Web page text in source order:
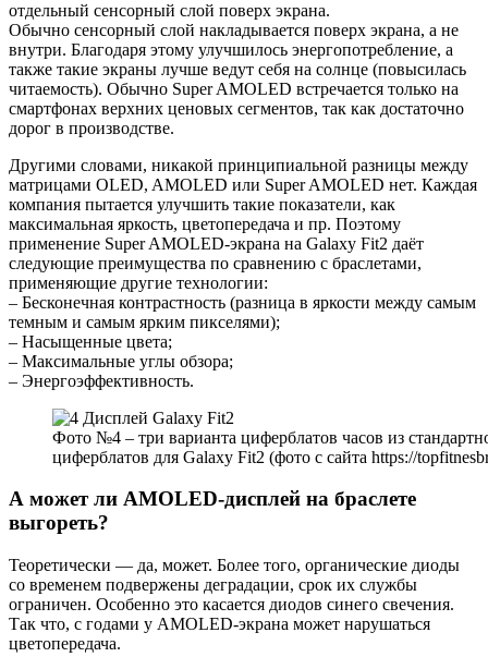
отдельный сенсорный слой поверх экрана.
Обычно сенсорный слой накладывается поверх экрана, а не
внутри. Благодаря этому улучшилось энергопотребление, а
также такие экраны лучше ведут себя на солнце (повысилась
читаемость). Обычно Super AMOLED встречается только на
смартфонах верхних ценовых сегментов, так как достаточно
дорог в производстве.
Другими словами, никакой принципиальной разницы между
матрицами OLED, AMOLED или Super AMOLED нет. Каждая
компания пытается улучшить такие показатели, как
максимальная яркость, цветопередача и пр. Поэтому
применение Super AMOLED-экрана на Galaxy Fit2 даёт
следующие преимущества по сравнению с браслетами,
применяющие другие технологии:
– Бесконечная контрастность (разница в яркости между самым
темным и самым ярким пикселями);
– Насыщенные цвета;
– Максимальные углы обзора;
– Энергоэффективность.
Фото №4 – три варианта циферблатов часов из
циферблатов для Galaxy Fit2 (фото с сайта https://
А может ли AMOLED-дисплей на браслете
выгореть?
Теоретически — да, может. Более того, органические диоды
со временем подвержены деградации, срок их службы
ограничен. Особенно это касается диодов синего свечения.
Так что, с годами у AMOLED-экрана может нарушаться
цветопередача.